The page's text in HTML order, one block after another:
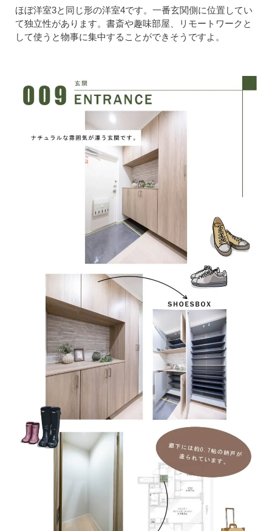
ほぼ洋室3と同じ形の洋室4です。一番玄関側に位置してい
て独立性があります。書斎や趣味部屋、リモートワークと
して使うと物事に集中することができそうですよ。